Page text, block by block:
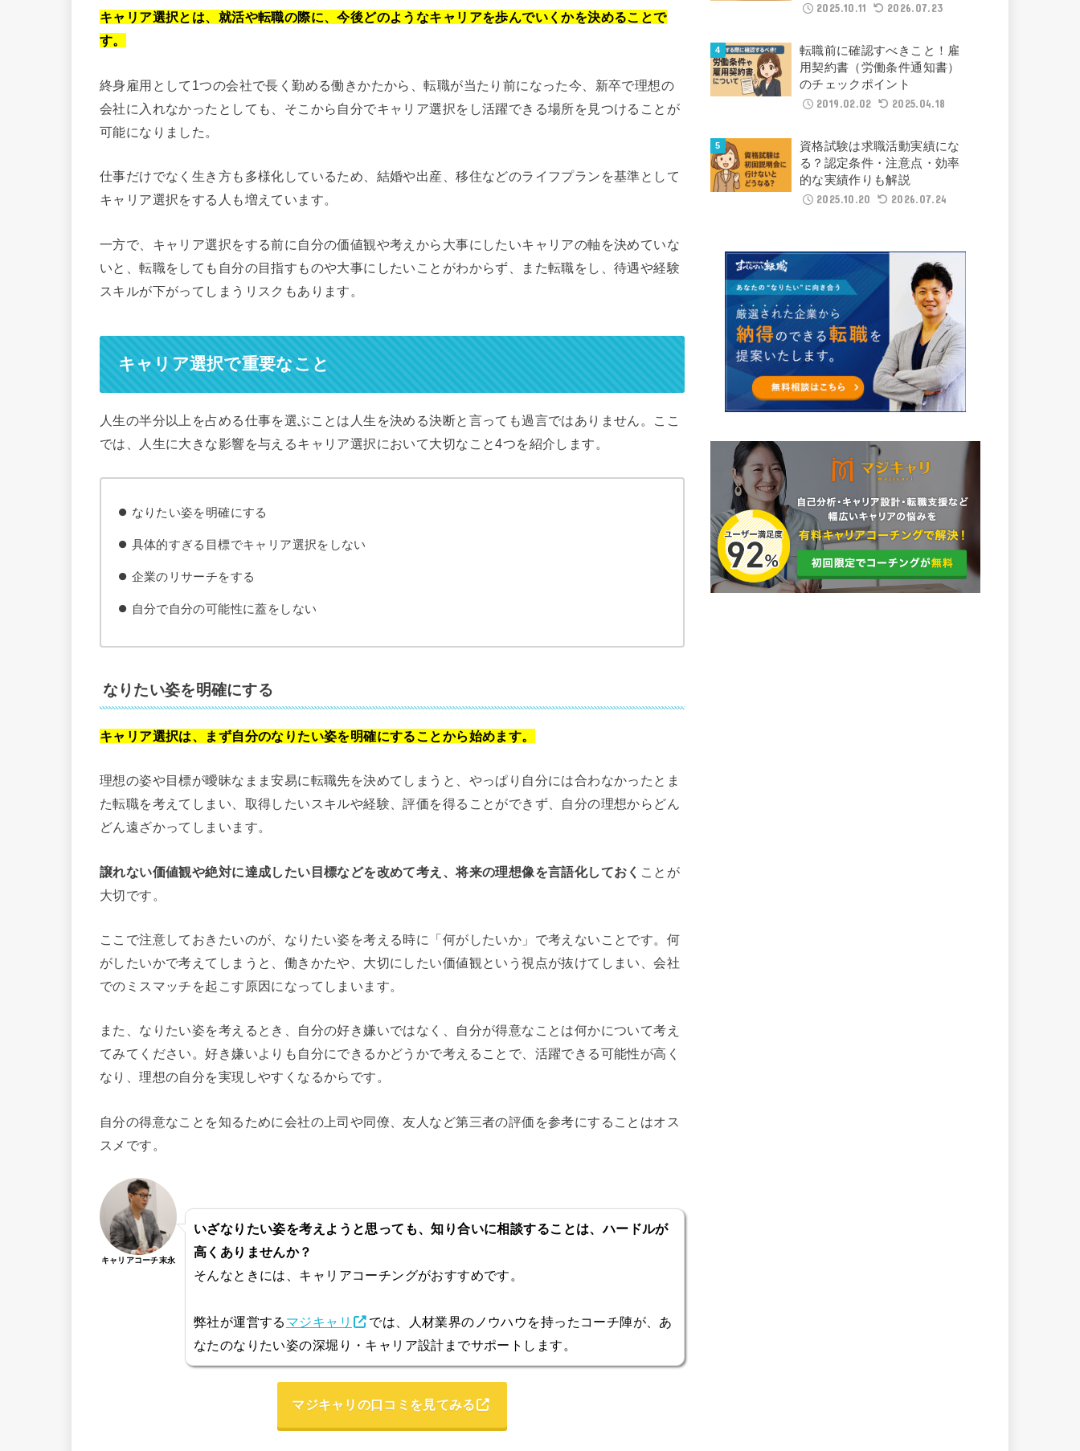
キャリア選択とは、就活や転職の際に、今後どのようなキャリアを歩んでいくかを決めることで
す。
終身雇用として1つの会社で長く勤める働きかたから、転職が当たり前になった今、新卒で理想の
会社に入れなかったとしても、そこから自分でキャリア選択をし活躍できる場所を見つけることが
可能になりました。
仕事だけでなく生き方も多様化しているため、結婚や出産、移住などのライフプランを基準として
キャリア選択をする人も増えています。
一方で、キャリア選択をする前に自分の価値観や考えから大事にしたいキャリアの軸を決めていな
いと、転職をしても自分の目指すものや大事にしたいことがわからず、また転職をし、待遇や経験
スキルが下がってしまうリスクもあります。
キャリア選択で重要なこと
人生の半分以上を占める仕事を選ぶことは人生を決める決断と言っても過言ではありません。ここ
では、人生に大きな影響を与えるキャリア選択において大切なこと4つを紹介します。
なりたい姿を明確にする
具体的すぎる目標でキャリア選択をしない
企業のリサーチをする
自分で自分の可能性に蓋をしない
なりたい姿を明確にする
キャリア選択は、まず自分のなりたい姿を明確にすることから始めます。
理想の姿や目標が曖昧なまま安易に転職先を決めてしまうと、やっぱり自分には合わなかったとま
た転職を考えてしまい、取得したいスキルや経験、評価を得ることができず、自分の理想からどん
どん遠ざかってしまいます。
譲れない価値観や絶対に達成したい目標などを改めて考え、将来の理想像を言語化しておく ことが
大切です。
ここで注意しておきたいのが、なりたい姿を考える時に「何がしたいか」で考えないことです。何
がしたいかで考えてしまうと、働きかたや、大切にしたい価値観という視点が抜けてしまい、会社
でのミスマッチを起こす原因になってしまいます。
また、なりたい姿を考えるとき、自分の好き嫌いではなく、自分が得意なことは何かについて考え
てみてください。好き嫌いよりも自分にできるかどうかで考えることで、活躍できる可能性が高く
なり、理想の自分を実現しやすくなるからです。
自分の得意なことを知るために会社の上司や同僚、友人など第三者の評価を参考にすることはオス
スメです。
キャリアコーチ末永
いざなりたい姿を考えようと思っても、知り合いに相談することは、ハードルが
高くありませんか？
そんなときには、キャリアコーチングがおすすめです。
弊社が運営する マジキャリ
では、人材業界のノウハウを持ったコーチ陣が、あ
なたのなりたい姿の深堀り・キャリア設計までサポートします。
マジキャリの口コミを見てみる
2025.10.11
2026.07.23
転職前に確認すべきこと！雇
用契約書（労働条件通知書）
のチェックポイント
2019.02.02
2025.04.18
資格試験は求職活動実績にな
る？認定条件・注意点・効率
的な実績作りも解説
2025.10.20
2026.07.24